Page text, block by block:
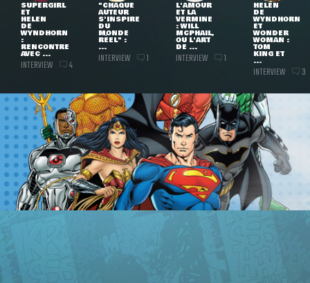
SUPERGIRL
ET
HELEN
DE
WYNDHORN
:
RENCONTRE
AVEC ...
INTERVIEW 4
"CHAQUE
AUTEUR
S'INSPIRE
DU
MONDE
RÉEL" :
...
INTERVIEW 1
L'AMOUR
ET LA
VERMINE
: WILL
MCPHAIL,
OU L'ART
DE ...
INTERVIEW 1
HELEN
DE
WYNDHORN
ET
WONDER
WOMAN :
TOM
KING ET
...
INTERVIEW 3